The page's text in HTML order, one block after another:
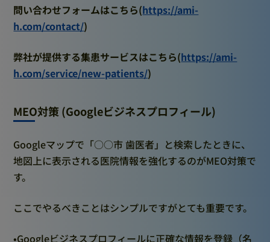
問い合わせフォームはこちら(https://ami-
h.com/contact/)
弊社が提供する集患サービスはこちら(https://ami-
h.com/service/new-patients/)
MEO対策 (Googleビジネスプロフィール)
Googleマップで「○○市 歯医者」と検索したときに、
地図上に表示される医院情報を強化するのがMEO対策で
す。
ここでやるべきことはシンプルですがとても重要です。
•Googleビジネスプロフィールに正確な情報を登録（名